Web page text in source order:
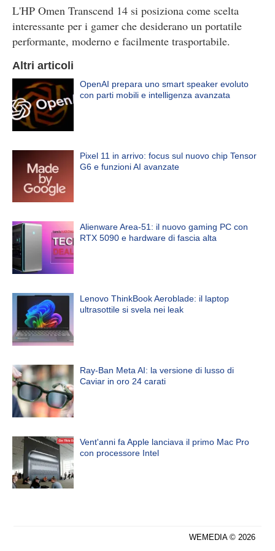
L'HP Omen Transcend 14 si posiziona come scelta
interessante per i gamer che desiderano un portatile
performante, moderno e facilmente trasportabile.
Altri articoli
OpenAI prepara uno smart speaker evoluto
con parti mobili e intelligenza avanzata
Pixel 11 in arrivo: focus sul nuovo chip Tensor
G6 e funzioni AI avanzate
Alienware Area-51: il nuovo gaming PC con
RTX 5090 e hardware di fascia alta
Lenovo ThinkBook Aeroblade: il laptop
ultrasottile si svela nei leak
Ray-Ban Meta AI: la versione di lusso di
Caviar in oro 24 carati
Vent'anni fa Apple lanciava il primo Mac Pro
con processore Intel
WEMEDIA © 2026